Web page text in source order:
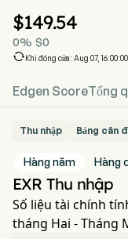
$149.54
0% $0
Khi đóng cửa: Aug 07,
Edgen ScoreTổng
Thu nhập Bảng cân
Hàng năm Hàng
EXR Thu nhập
Số liệu tài chính
tháng Hai - Tháng